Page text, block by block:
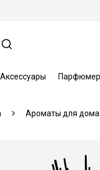
Аксессуары
Ароматы для дома